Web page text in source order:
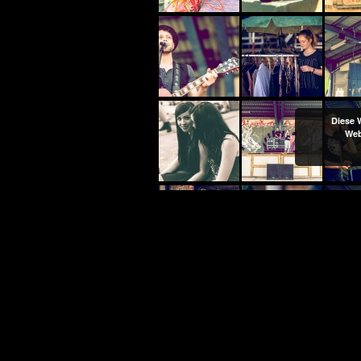
Diese